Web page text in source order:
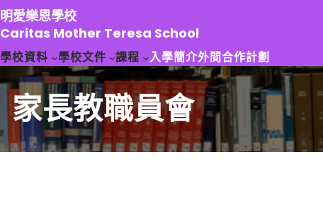
跳
至
主
要
容
明愛樂恩學校
Caritas Mother Teresa School
學校資料 學校文件 課程 入學簡介外間合作計劃
家長教職員會